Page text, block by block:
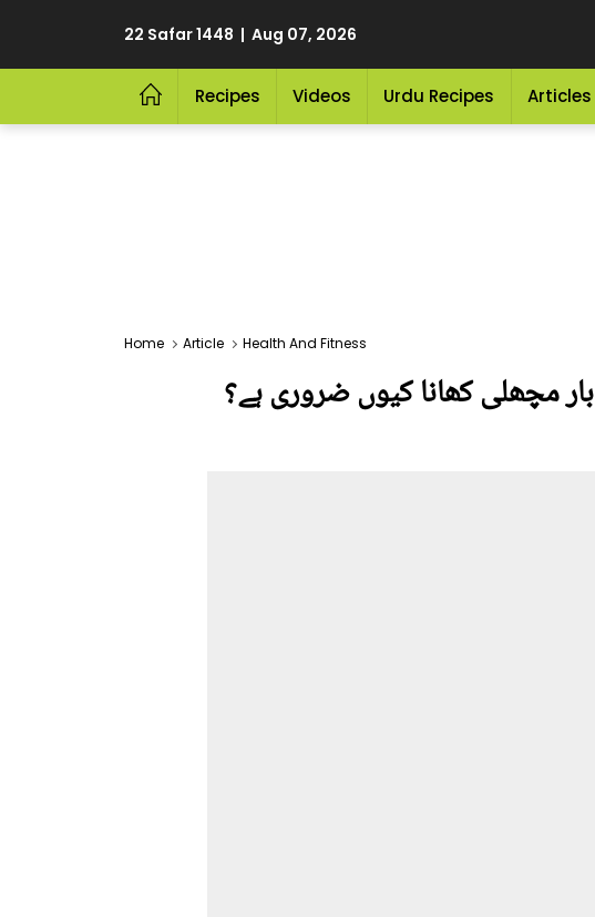
22 Safar 1448 | Aug 07, 2026
Recipes Videos Urdu Recipes Articles
Home Article Health And Fitness
دل کی بیماریوں سے لڑنے سے بڑھاپے کو روکنے تک۔۔ ہفتے میں 2 بار مچھلی کھانا کیوں ضروری ہے؟